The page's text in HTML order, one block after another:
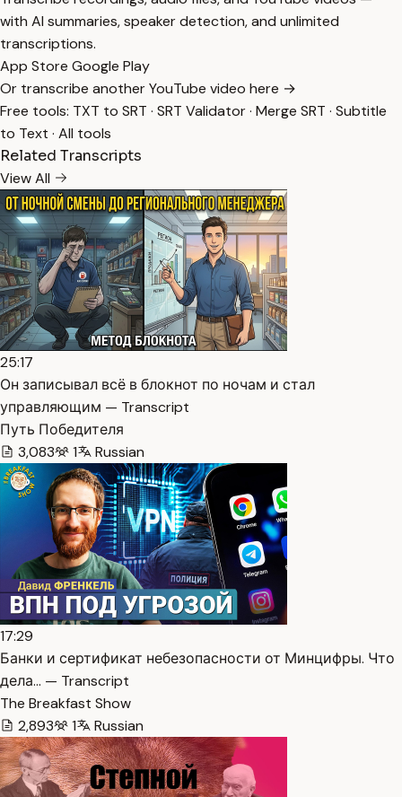
with AI summaries, speaker detection, and unlimited
transcriptions.
App Store Google Play
Or transcribe another YouTube video here →
Free tools: TXT to SRT · SRT Validator· Merge SRT · Subtitle
to Text · All tools
Related Transcripts
View All
25:17
Он записывал всё в блокнот по ночам и стал
управляющим — Transcript
Путь Победителя
3,083
1 Russian
17:29
Банки и сертификат небезопасности от Минцифры. Что
дела… — Transcript
The Breakfast Show
2,893
1 Russian